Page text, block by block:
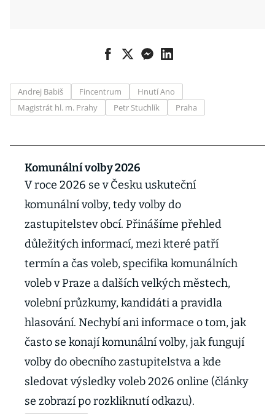
Andrej Babiš Fincentrum
Hnutí Ano
Magistrát hl. m. Prahy
Petr Stuchlík Praha
Komunální volby 2026
V roce 2026 se v Česku uskuteční
komunální volby, tedy volby do
zastupitelstev obcí. Přinášíme přehled
důležitých informací, mezi které patří
termín a čas voleb, specifika komunálních
voleb v Praze a dalších velkých městech,
volební průzkumy, kandidáti a pravidla
hlasování. Nechybí ani informace o tom, jak
často se konají komunální volby, jak fungují
volby do obecního zastupitelstva a kde
sledovat výsledky voleb 2026 online (články
se zobrazí po rozkliknutí odkazu).